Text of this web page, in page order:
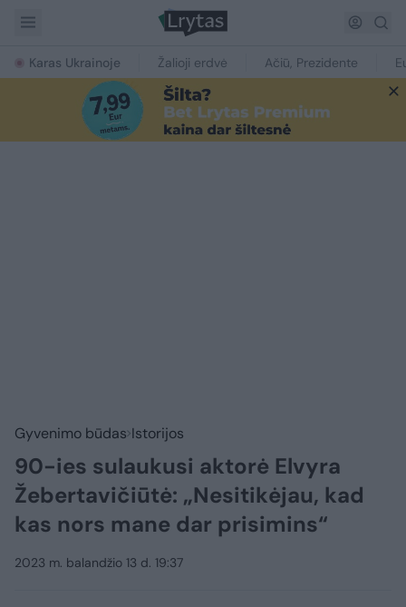
Karas Ukrainoje Žalioji erdvė Ačiū, Prezidente
Gyvenimo būdas Istorijos
90-ies sulaukusi aktorė Elvyra
Žebertavičiūtė: „Nesitikėjau, kad
kas nors mane dar prisimins“
2023 m. balandžio 13 d. 19:37